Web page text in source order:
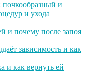
и
и ухода
и почему после запоя
зависимость и как
и как вернуть ей